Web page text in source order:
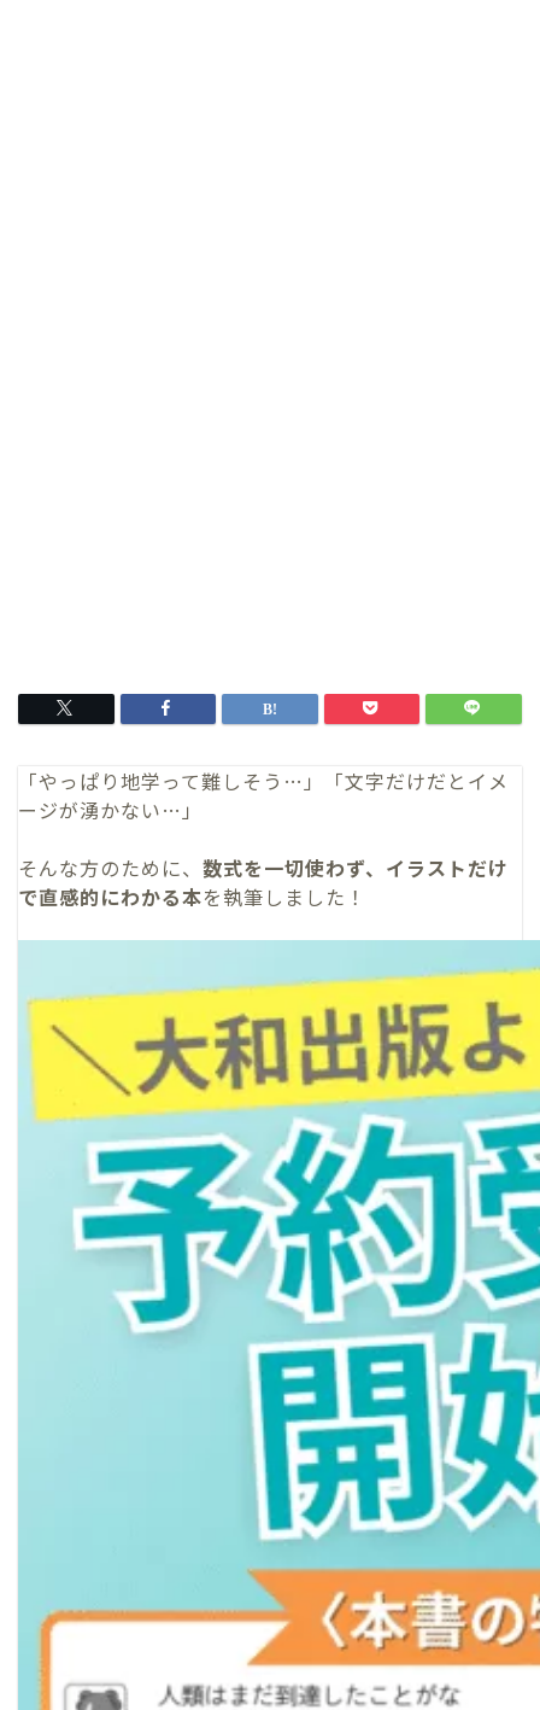
「やっぱり地学って難しそう…」「文字だけだとイメ
ージが湧かない…」
そんな方のために、 数式を一切使わず、イラストだけ
で直感的にわかる本を執筆しました！